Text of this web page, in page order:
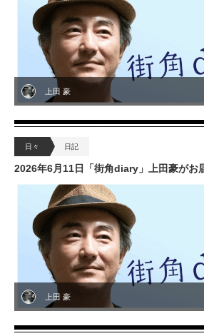
上田 豪
日々 日記
2026年6月11日「街角diary」上田豪がお
上田 豪